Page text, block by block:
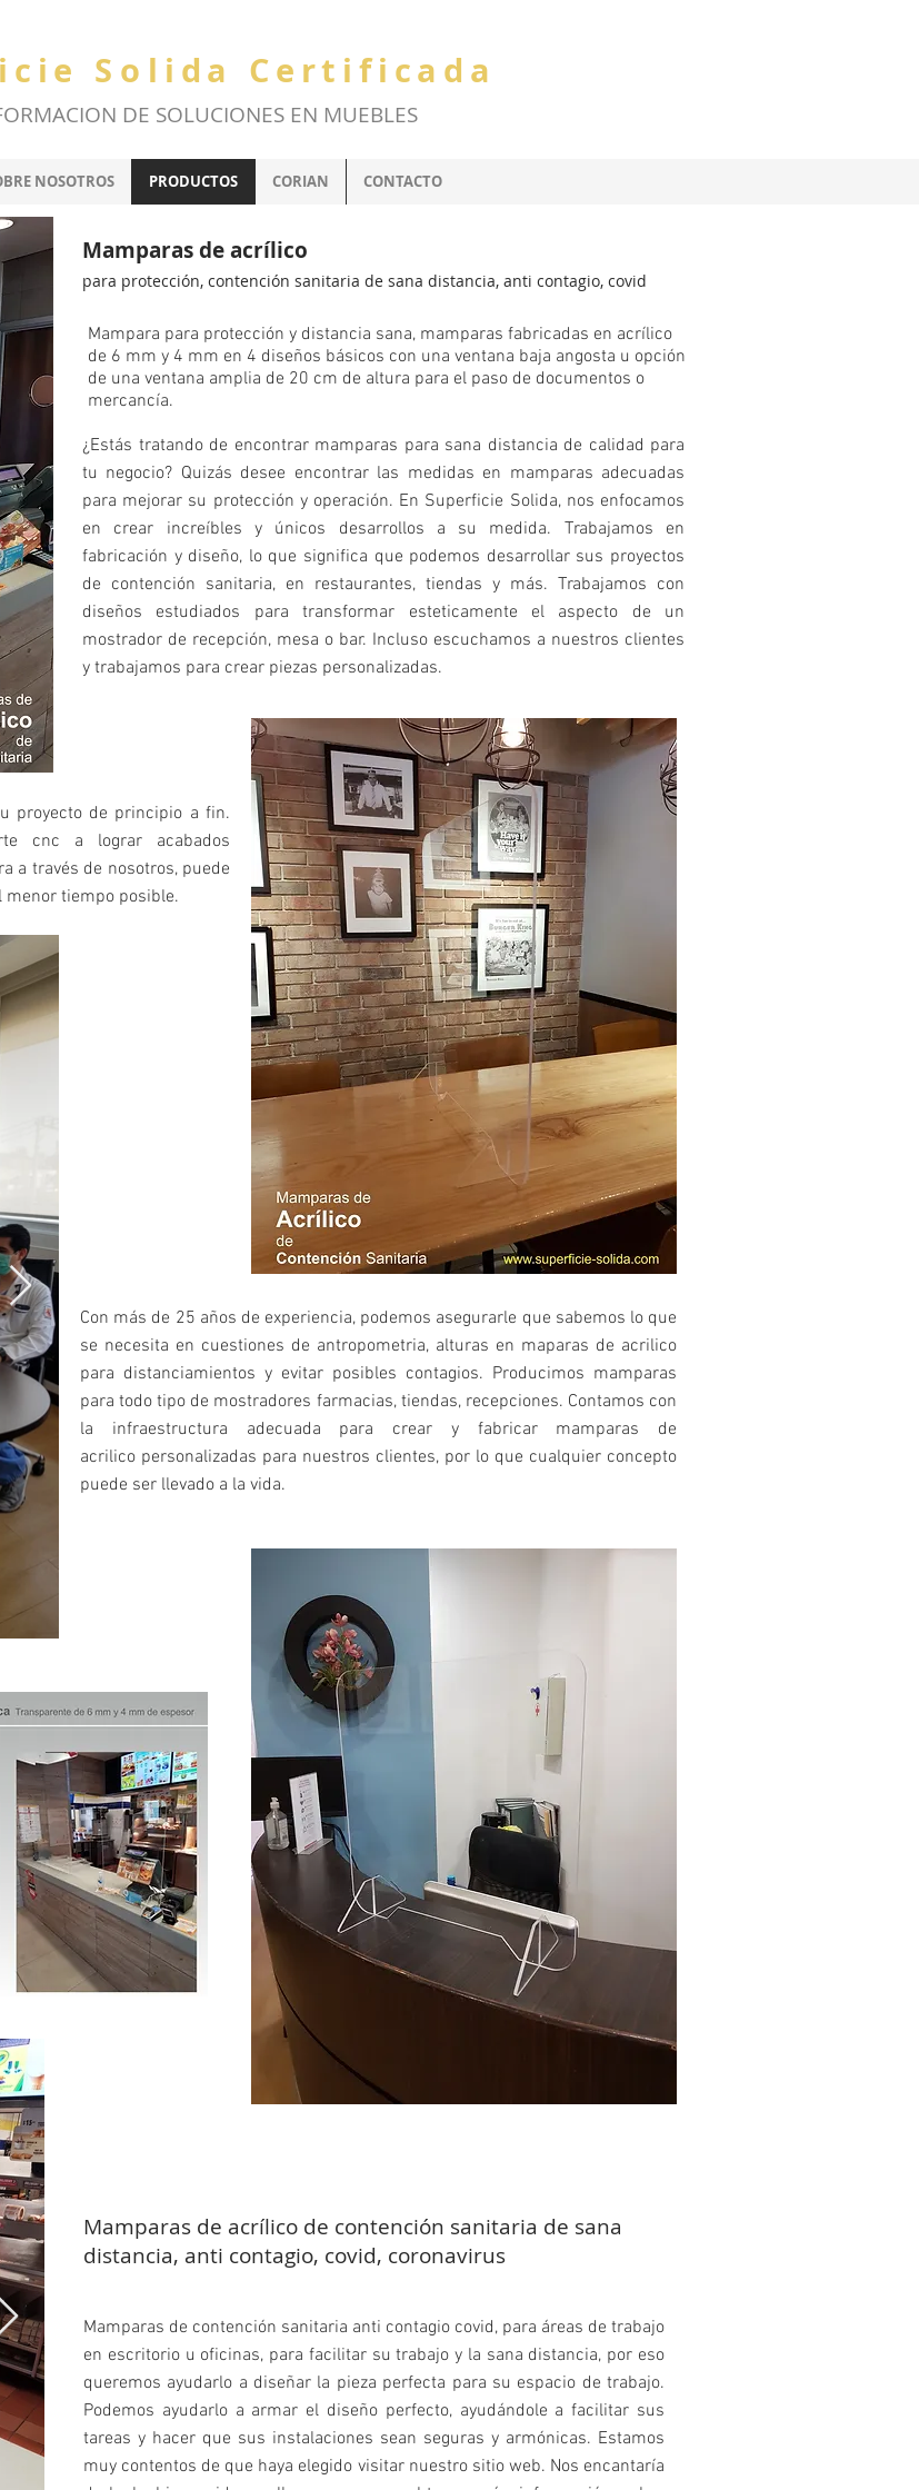
So lida Certificada
DE SOLUCIONES EN MUEBLES
NOSOTROS PRODUCTOS CORIAN CONTACTO
Con más de 25 años de experiencia, podemos asegurarle que sabemos lo que
se necesita en cuestiones de antropometria, alturas en maparas de acrilico
para distanciamientos y evitar posibles contagios. Producimos mamparas
para todo tipo de mostradores farmacias, tiendas, recepciones. Contamos con
la infraestructura adecuada para crear y fabricar mamparas de
acrilico personalizadas para nuestros clientes, por lo que cualquier concepto
puede ser llevado a la vida.
Mamparas de acrílico
para protección, contención sanitaria de sana distancia, anti contagio, covid
Mampara para protección y distancia sana, mamparas fabricadas en acrílico
de 6 mm y 4 mm en 4 diseños básicos con una ventana baja angosta u opción
de una ventana amplia de 20 cm de altura para el paso de documentos o
mercancía.
¿Estás tratando de encontrar mamparas para sana distancia de calidad para
tu negocio? Quizás desee encontrar las medidas en mamparas adecuadas
para mejorar su protección y operación. En Superficie Solida, nos enfocamos
en crear increíbles y únicos desarrollos a su medida. Trabajamos en
fabricación y diseño, lo que significa que podemos desarrollar sus proyectos
de contención sanitaria, en restaurantes, tiendas y más. Trabajamos con
diseños estudiados para transformar esteticamente el aspecto de un
mostrador de recepción, mesa o bar. Incluso escuchamos a nuestros clientes
y trabajamos para crear piezas personalizadas.
proyecto de principio a fin.
cnc a lograr acabados
a través de nosotros, puede
menor tiempo posible.
Mamparas de contención sanitaria anti contagio covid, para áreas de trabajo
en escritorio u oficinas, para facilitar su trabajo y la sana distancia, por eso
queremos ayudarlo a diseñar la pieza perfecta para su espacio de trabajo.
Podemos ayudarlo a armar el diseño perfecto, ayudándole a facilitar sus
tareas y hacer que sus instalaciones sean seguras y armónicas. Estamos
muy contentos de que haya elegido visitar nuestro sitio web. Nos encantaría
Mamparas de acrílico de contención sanitaria de sana
distancia, anti contagio, covid, coronavirus